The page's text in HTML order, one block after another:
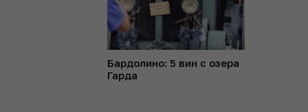
Бардолино: 5 вин с озера
Гарда